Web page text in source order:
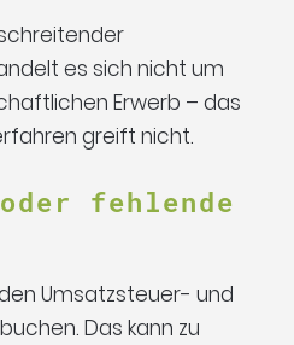
es sich nicht um
Erwerb – das
greift nicht.
fehlende
Umsatzsteuer- und
Das kann zu